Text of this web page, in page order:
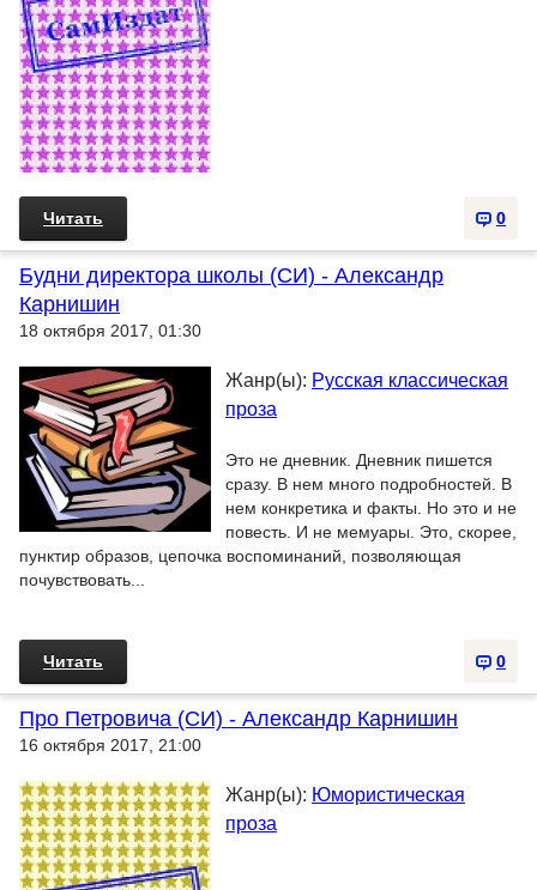
0
Читать
Будни директора школы (СИ) - Александр
Карнишин
18 октября 2017, 01:30
Жанр(ы): Русская классическая
проза
Это не дневник. Дневник пишется
сразу. В нем много подробностей. В
нем конкретика и факты. Но это и не
повесть. И не мемуары. Это, скорее,
пунктир образов, цепочка воспоминаний, позволяющая
почувствовать...
0
Читать
Про Петровича (СИ) - Александр Карнишин
16 октября 2017, 21:00
Жанр(ы): Юмористическая
проза